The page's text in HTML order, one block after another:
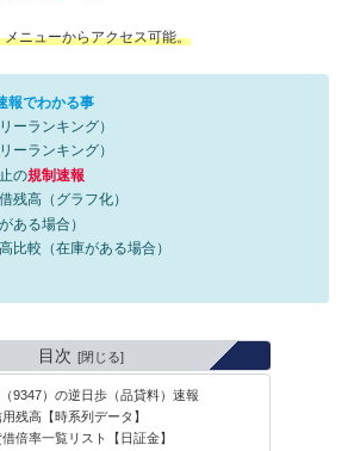
ニューからアクセス可能。
報でわかる事
ーランキング）
ーランキング）
の規制速報
残高（グラフ化）
ある場合）
比較（在庫がある場合）
目次
9347）の逆日歩（品貸料）速報
残高【時系列データ】
倍率一覧リスト【日証金】